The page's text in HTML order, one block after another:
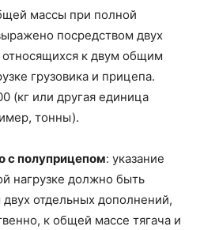
массы при полной
посредством двух
к двум общим
грузовика и прицепа.
(кг или другая единица
тонны).
с полуприцепом: указание
нагрузке должно быть
отдельных дополнений,
к общей массе тягача и